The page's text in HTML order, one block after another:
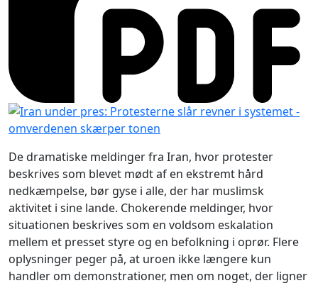
De dramatiske meldinger fra Iran, hvor protester
beskrives som blevet mødt af en ekstremt hård
nedkæmpelse, bør gyse i alle, der har muslimsk
aktivitet i sine lande. Chokerende meldinger, hvor
situationen beskrives som en voldsom eskalation
mellem et presset styre og en befolkning i oprør. Flere
oplysninger peger på, at uroen ikke længere kun
handler om demonstrationer, men om noget, der ligner